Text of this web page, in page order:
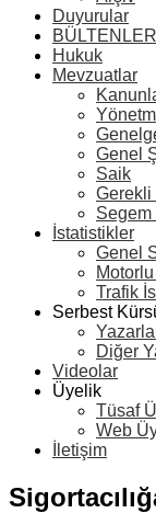
Duyurular
BÜLTENLER
Hukuk
Mevzuatlar
Genel
Saik
Gerekli
Segem
İstatistikler
Genel
Trafik
Serbest
Diğer
Videolar
Üyelik
Tüsaf
Web
İletişim